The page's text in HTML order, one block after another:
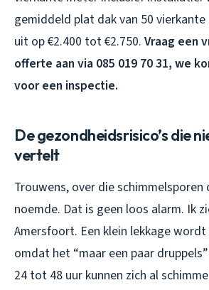
gemiddeld plat dak van 50
uit op €2.400 tot €2.750. Vraag een
offerte aan via 085 019 70 31, we
voor een inspectie.
De gezondheidsrisico’s die
vertelt
Trouwens, over die schimmelsporen
noemde. Dat is geen loos alarm. Ik
Amersfoort. Een klein lekkage
omdat het “maar een paar
24 tot 48 uur kunnen zich al